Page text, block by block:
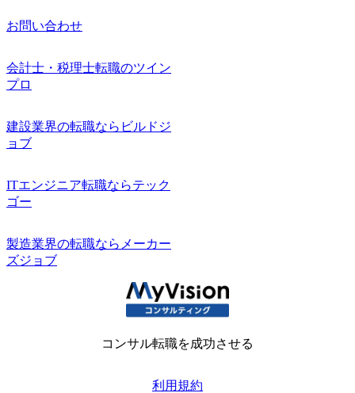
お問い合わせ
会計士・税理士転職のツイン
プロ
建設業界の転職ならビルドジ
ョブ
ITエンジニア転職ならテック
ゴー
製造業界の転職ならメーカー
ズジョブ
コンサル転職を成功させる
利用規約